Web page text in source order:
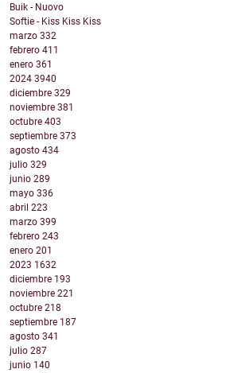
Buik - Nuovo
Softie - Kiss Kiss Kiss
marzo 332
febrero 411
enero 361
2024 3940
diciembre 329
noviembre 381
octubre 403
septiembre 373
agosto 434
julio 329
junio 289
mayo 336
abril 223
marzo 399
febrero 243
enero 201
2023 1632
diciembre 193
noviembre 221
octubre 218
septiembre 187
agosto 341
julio 287
junio 140